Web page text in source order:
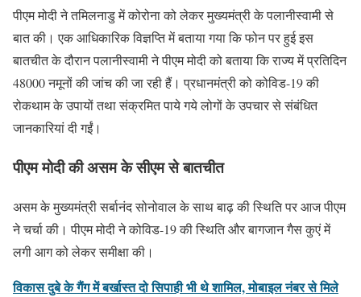
पीएम मोदी ने तमिलनाडु में कोरोना को लेकर मुख्यमंत्री के पलानीस्वामी से
बात की। एक आधिकारिक विज्ञप्ति में बताया गया कि फोन पर हुई इस
बातचीत के दौरान पलानीस्वामी ने पीएम मोदी को बताया कि राज्य में प्रतिदिन
48000 नमूनों की जांच की जा रही हैं। प्रधानमंत्री को कोविड-19 की
रोकथाम के उपायों तथा संक्रमित पाये गये लोगों के उपचार से संबंधित
जानकारियां दी गईं।
पीएम मोदी की असम के सीएम से बातचीत
असम के मुख्यमंत्री सर्बानंद सोनोवाल के साथ बाढ़ की स्थिति पर आज पीएम
ने चर्चा की। पीएम मोदी ने कोविड-19 की स्थिति और बागजान गैस कुएं में
लगी आग को लेकर समीक्षा की।
विकास दुबे के गैंग में बर्खास्त दो सिपाही भी थे शामिल, मोबाइल नंबर से मिले